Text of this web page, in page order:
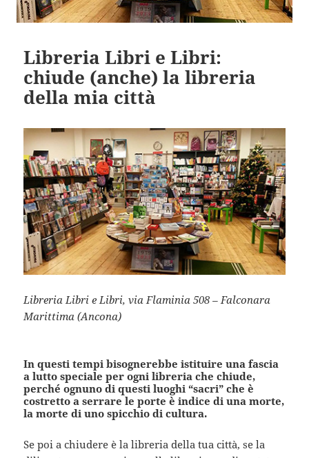
Libreria Libri e Libri:
chiude (anche) la libreria
della mia città
Libreria Libri e Libri, via Flaminia 508 – Falconara
Marittima (Ancona)
In questi tempi bisognerebbe istituire una fascia
a lutto speciale per ogni libreria che chiude,
perché ognuno di questi luoghi “sacri” che è
costretto a serrare le porte è indice di una morte,
la morte di uno spicchio di cultura.
Se poi a chiudere è la libreria della tua città, se la